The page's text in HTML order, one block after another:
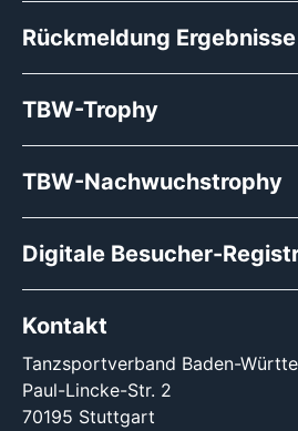
Rückmeldung Ergebnisse
TBW-Trophy
TBW-Nachwuchstrophy
Digitale Besucher-
Kontakt
Tanzsportverband Baden-
Paul-Lincke-Str. 2
70195 Stuttgart